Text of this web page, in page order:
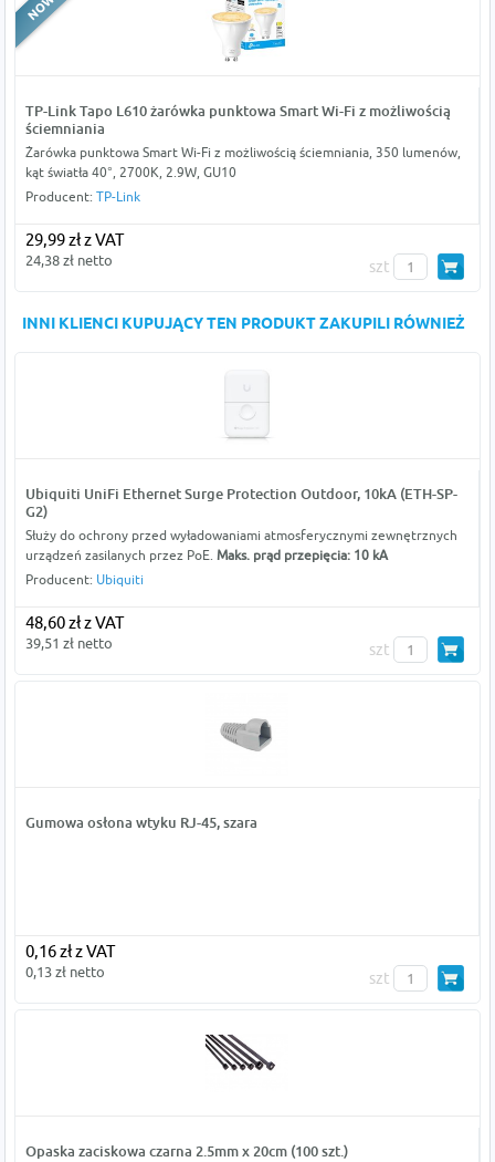
TP-Link Tapo L610 żarówka punktowa Smart Wi-Fi z możliwością
ściemniania
Żarówka punktowa Smart Wi-Fi z możliwością ściemniania, 350 lumenów,
kąt światła 40°, 2700K, 2.9W, GU10
Producent: TP-Link
29,99 zł z VAT
24,38 zł netto szt
INNI KLIENCI KUPUJĄCY TEN PRODUKT ZAKUPILI RÓWNIEŻ
Ubiquiti UniFi Ethernet Surge Protection Outdoor, 10kA (ETH-SP-
G2)
Służy do ochrony przed wyładowaniami atmosferycznymi zewnętrznych
urządzeń zasilanych przez PoE. Maks. prąd przepięcia: 10 kA
Producent: Ubiquiti
48,60 zł z VAT
39,51 zł netto szt
Gumowa osłona wtyku RJ-45, szara
0,16 zł z VAT
0,13 zł netto szt
Opaska zaciskowa czarna 2.5mm x 20cm (100 szt.)